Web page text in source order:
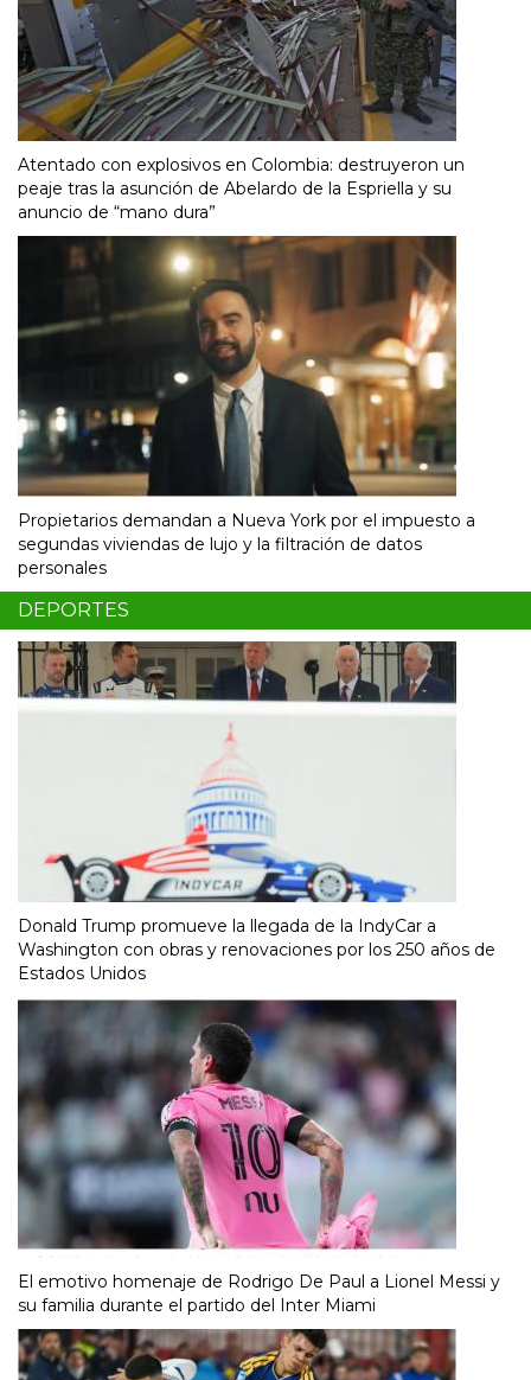
Atentado con explosivos en Colombia: destruyeron un
peaje tras la asunción de Abelardo de la Espriella y su
anuncio de “mano dura”
Propietarios demandan a Nueva York por el impuesto a
segundas viviendas de lujo y la filtración de datos
personales
DEPORTES
Donald Trump promueve la llegada de la IndyCar a
Washington con obras y renovaciones por los 250 años de
Estados Unidos
El emotivo homenaje de Rodrigo De Paul a Lionel Messi y
su familia durante el partido del Inter Miami